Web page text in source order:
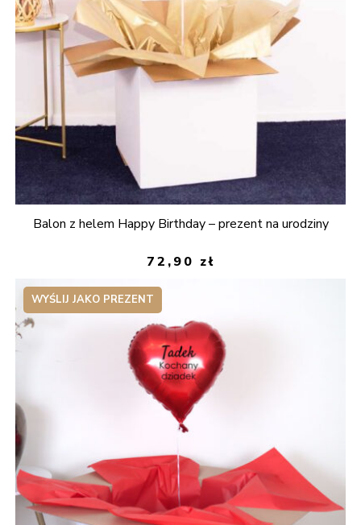
Balon z helem Happy Birthday – prezent na urodziny
72,90 zł
WYŚLIJ JAKO PREZENT